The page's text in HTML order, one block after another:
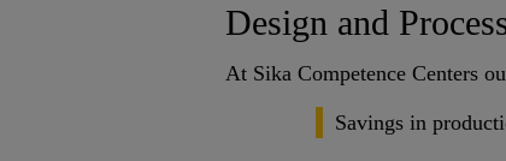
Design and
At Sika Competence Centers
Savings in